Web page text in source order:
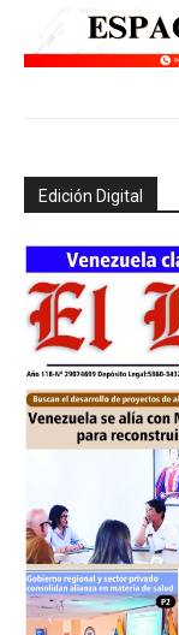
Edición Digital